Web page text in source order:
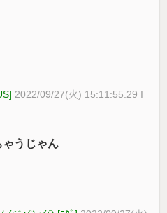
2022/09/27(火) 15:11:55.29 I
ゃうじゃん